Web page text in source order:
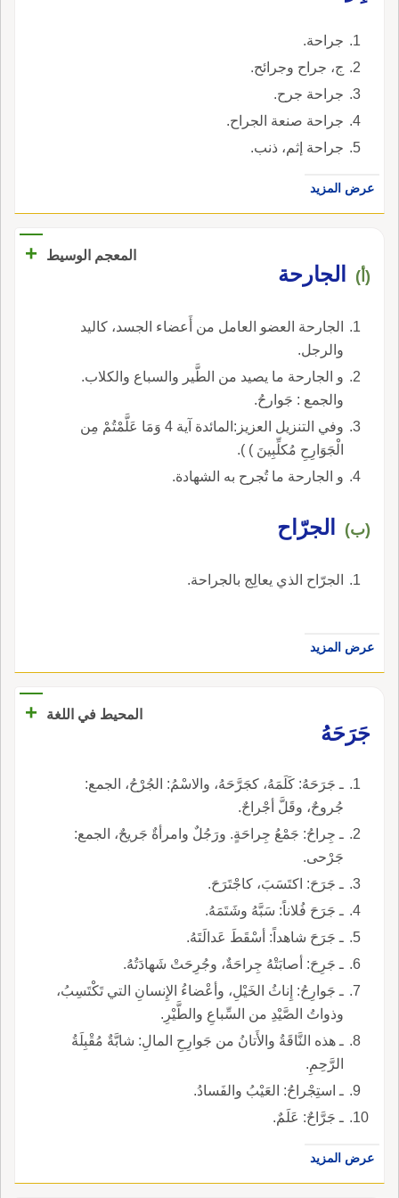
جراحة.
ج، جراح وجرائح.
جراحة جرح.
جراحة صنعة الجراح.
جراحة إثم، ذنب.
عرض المزيد
المعجم الوسيط +
(أ) الجارحة
الجارحة العضو العامل من أَعضاء الجسد، كاليد
والرجل.
و الجارحة ما يصيد من الطَّير والسباع والكلاب.
والجمع : جَوارحُ.
وفي التنزيل العزيز:المائدة آية 4 وَمَا عَلَّمْتُمْ مِن
الْجَوَارِحِ مُكلِّبِينَ ) ).
و الجارحة ما تُجرح به الشهادة.
(ب) الجرّاح
الجرّاح الذي يعالِج بالجراحة.
عرض المزيد
المحيط في اللغة
+
جَرَحَهُ
ـ جَرَحَهُ: كَلَمَهُ، كجَرَّحَهُ، والاسْمُ: الجُرْحُ، الجمع:
جُروحٌ، وقَلَّ أجْراحٌ.
ـ جِراحُ: جَمْعُ جِراحَةٍ. ورَجُلٌ وامرأةٌ جَريحٌ، الجمع:
جَرْحى.
ـ جَرَحَ: اكتَسَبَ، كاجْتَرَحَ.
ـ جَرَحَ فُلاناً: سَبَّهُ وشَتَمَهُ.
ـ جَرَحَ شاهداً: أسْقَطَ عَدالَتَهُ.
ـ جَرِحَ: أصابَتْهُ جِراحَةٌ، وجُرِحَتْ شَهادَتُهُ.
ـ جَوارِحُ: إِناثُ الخَيْلِ، وأعْضاءُ الإِنسانِ التي تَكْتَسِبُ،
وذواتُ الصَّيْدِ من السِّباعِ والطَّيْرِ.
ـ هذه النَّاقَةُ والأَتانُ من جَوارِحِ المالِ: شابَّةٌ مُقْبِلَةُ
الرَّحِمِ.
ـ استِجْراحُ: العَيْبُ والفَسادُ.
ـ جَرَّاحٌ: عَلَمٌ.
عرض المزيد